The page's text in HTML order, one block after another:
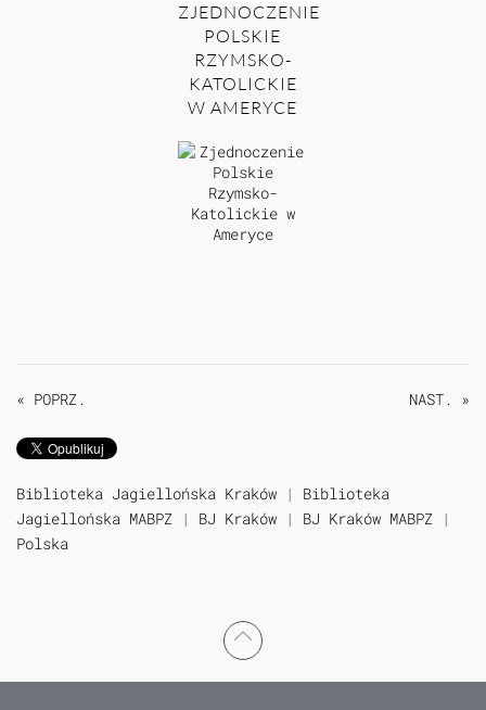
ZJEDNOCZENIE
POLSKIE
RZYMSKO-
KATOLICKIE
W AMERYCE
« POPRZ. NAST. »
Biblioteka Jagiellońska Kraków | Biblioteka
Jagiellońska MABPZ | BJ Kraków | BJ Kraków MABPZ |
Polska